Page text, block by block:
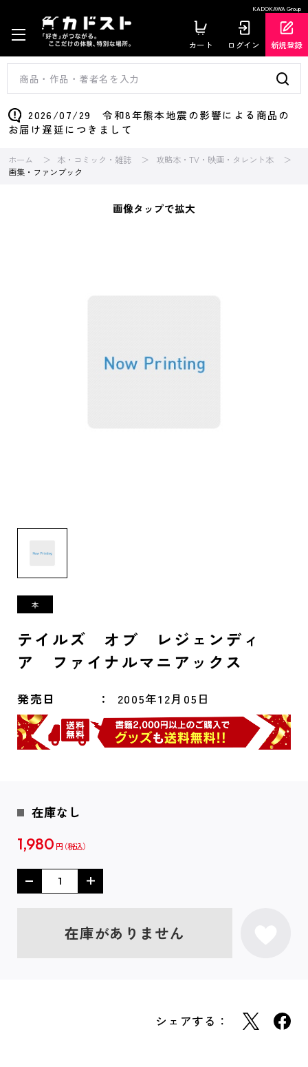
KADOKAWA Group
カート ログイン 新規登録
2026/07/29 令和8年熊本地震の影響による商品の
お届け遅延につきまして
ホーム 本・コミック・雑誌
攻略本・TV・映画・タレント本
画集・ファンブック
画像タップで拡大
テイルズ オブ レジェンディ
ア ファイナルマニアックス
発売日 2005年12月05日
在庫なし
1,980 円
在庫がありません
シェアする：